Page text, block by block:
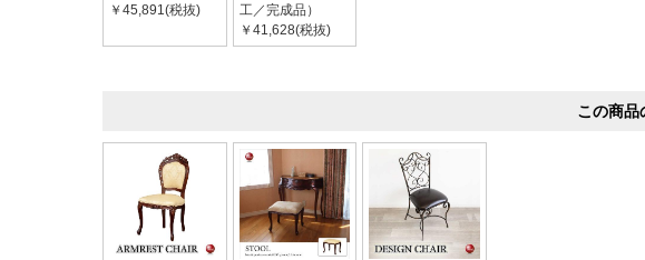
￥45,891(税抜)
工／完成品）
￥41,628(税抜)
この商品